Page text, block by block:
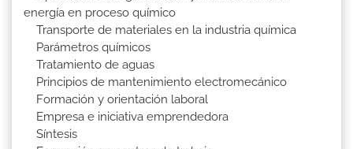
energía en proceso químico
Transporte de materiales en la industria química
Parámetros químicos
Tratamiento de aguas
Principios de mantenimiento electromecánico
Formación y orientación laboral
Empresa e iniciativa emprendedora
Síntesis